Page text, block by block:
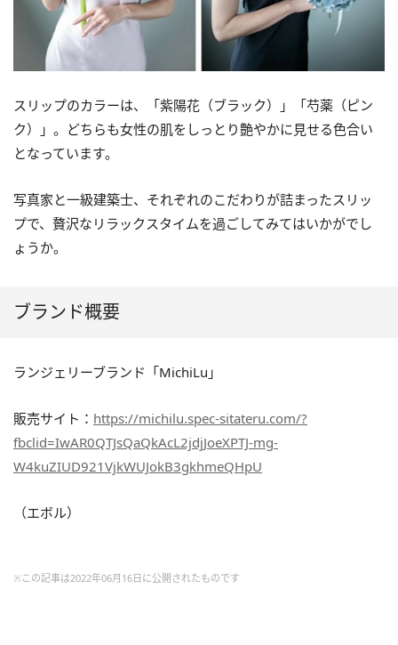
スリップのカラーは、「紫陽花（ブラック）」「芍薬（ピン
ク）」。どちらも⼥性の肌をしっとり艶やかに⾒せる⾊合い
となっています。
写真家と⼀級建築⼠、それぞれのこだわりが詰まったスリッ
プで、贅沢なリラックスタイムを過ごしてみてはいかがでし
ょうか。
ブランド概要
ランジェリーブランド「MichiLu」
販売サイト： https://michilu.spec-sitateru.com/?
fbclid=IwAR0QTJsQaQkAcL2jdjJoeXPTJ-mg-
W4kuZIUD921VjkWUJokB3gkhmeQHpU
（エボル）
※この記事は2022年06月16日に公開されたものです